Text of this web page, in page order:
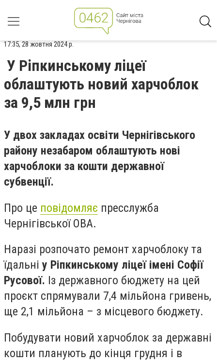
17:35, 28 жовтня 2024 р.
У Ріпкинському ліцеї
облаштують новий харчоблок
за 9,5 млн грн
У двох закладах освіти Чернігівського
району незабаром облаштують нові
харчоблоки за кошти державної
субвенції.
Про це повідомляє пресслужба
Чернігівської ОВА.
Наразі розпочато ремонт харчоблоку та
їдальні у Ріпкинському ліцеї імені Софії
Русової. Із державного бюджету на цей
проєкт спрямували 7,4 мільйона гривень,
ще 2,1 мільйона – з місцевого бюджету.
Побудувати новий харчоблок за державні
кошти планують до кінця грудня і в